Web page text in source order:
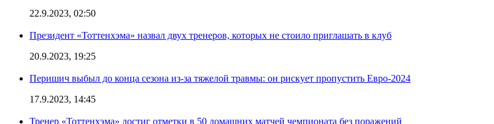
22.9.2023, 02:50
Президент «Тоттенхэма» назвал двух тренеров, которых не стоило приглашать в клуб
20.9.2023, 19:25
Перишич выбыл до конца сезона из-за тяжелой травмы: он рискует пропустить Евро-2024
17.9.2023, 14:45
Тренер «Тоттенхэма» достиг отметки в 50 домашних матчей чемпионата без поражений